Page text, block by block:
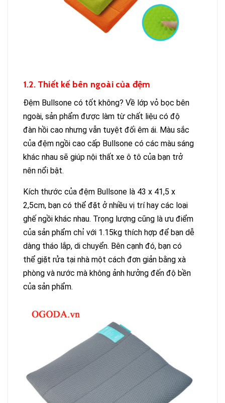
1.2. Thiết kế bên ngoài của đệm
Đệm Bullsone có tốt không? Về lớp vỏ bọc bên
ngoài, sản phẩm được làm từ chất liệu có độ
đàn hồi cao nhưng vẫn tuyệt đối êm ái. Màu sắc
của đệm ngồi cao cấp Bullsone có các màu sáng
khác nhau sẽ giúp nội thất xe ô tô của bạn trở
nên nổi bật.
Kích thước của đệm Bullsone là 43 x 41,5 x
2,5cm, bạn có thể đặt ở nhiều vị trí hay các loại
ghế ngồi khác nhau. Trọng lượng cũng là ưu điểm
của sản phẩm chỉ với 1.15kg thích hợp để bạn dễ
dàng tháo lắp, di chuyển. Bên cạnh đó, bạn có
thể giặt rửa tại nhà một cách đơn giản bằng xà
phòng và nước mà không ảnh hưởng đến độ bền
của sản phẩm.